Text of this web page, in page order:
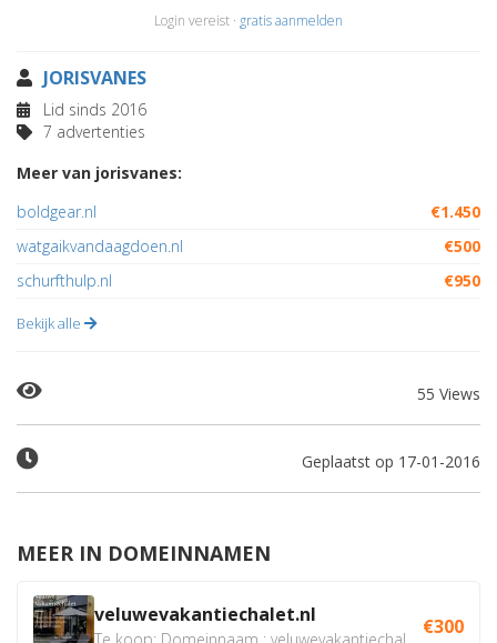
Login vereist · gratis aanmelden
JORISVANES
Lid sinds 2016
7 advertenties
Meer van jorisvanes:
boldgear.nl
€1.450
watgaikvandaagdoen.nl
€500
schurfthulp.nl
€950
Bekijk alle
55 Views
Geplaatst op 17-01-2016
MEER IN DOMEINNAMEN
veluwevakantiechalet.nl €300